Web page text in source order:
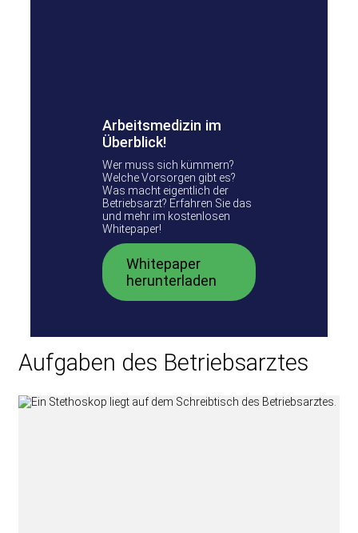
Arbeitsmedizin im
Überblick!
Wer muss sich kümmern?
Welche Vorsorgen gibt es?
Was macht eigentlich der
Betriebsarzt? Erfahren Sie das
und mehr im kostenlosen
Whitepaper!
Whitepaper
herunterladen
Aufgaben des Betriebsarztes